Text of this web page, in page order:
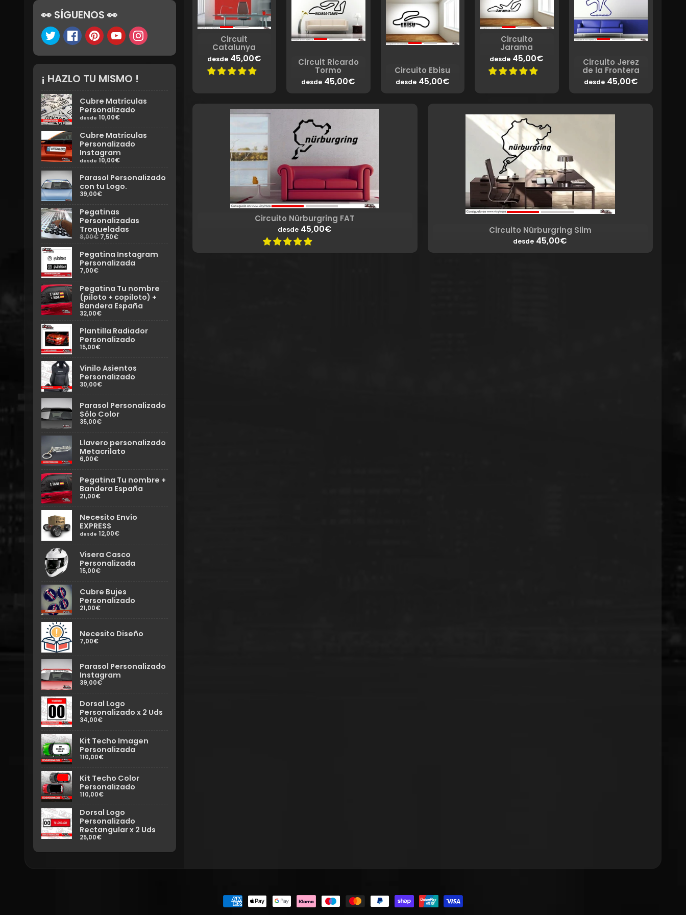
👀 SÍGUENOS 👀
¡ HAZLO TU MISMO !
Cubre Matrículas
Personalizado
desde 10,00€
Cubre Matrículas
Personalizado
Instagram
desde 10,00€
Parasol Personalizado
con tu Logo.
39,00€
Pegatinas
Personalizadas
Troqueladas
8,00€ 7,50€
Pegatina Instagram
Personalizada
7,00€
Pegatina Tu nombre
(piloto + copiloto) +
Bandera España
32,00€
Plantilla Radiador
Personalizado
15,00€
Vinilo Asientos
Personalizado
30,00€
Parasol Personalizado
Sólo Color
35,00€
Llavero personalizado
Metacrilato
6,00€
Pegatina Tu nombre +
Bandera España
21,00€
Necesito Envío
EXPRESS
desde 12,00€
Visera Casco
Personalizada
15,00€
Cubre Bujes
Personalizado
21,00€
Necesito Diseño
7,00€
Parasol Personalizado
Instagram
39,00€
Dorsal Logo
Personalizado x 2 Uds
34,00€
Kit Techo Imagen
Personalizada
110,00€
Kit Techo Color
Personalizado
110,00€
Dorsal Logo
Personalizado
Rectangular x 2 Uds
25,00€
Circuit
Catalunya
desde 45,00€ Circuit Ricardo
Tormo
desde 45,00€
Circuito Ebisu
desde 45,00€
Circuito
Jarama
desde 45,00€ Circuito Jerez
de la Frontera
desde 45,00€
Circuito Nürburgring FAT
desde 45,00€ Circuito Nürburgring Slim
desde 45,00€